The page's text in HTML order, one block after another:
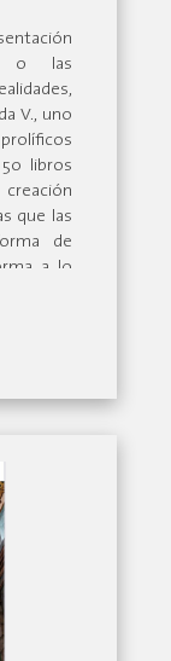
o las
V., uno
libros
que las
de
a lo
que